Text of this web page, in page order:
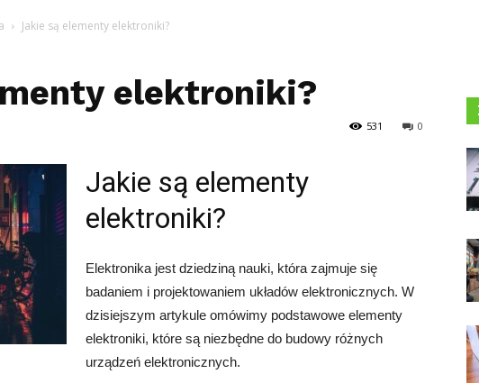
Jakie są elementy elektroniki?
elektroniki?
0
531
Jakie są elementy
elektroniki?
Elektronika jest dziedziną nauki, która zajmuje się
badaniem i projektowaniem układów elektronicznych. W
dzisiejszym artykule omówimy podstawowe elementy
elektroniki, które są niezbędne do budowy różnych
urządzeń elektronicznych.